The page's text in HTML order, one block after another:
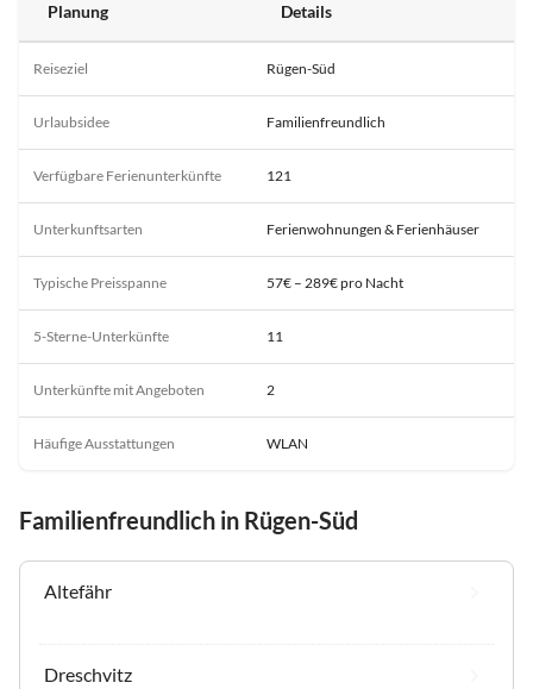
Planung Details
Reiseziel Rügen-Süd
Urlaubsidee Familienfreundlich
Verfügbare Ferienunterkünfte 121
Unterkunftsarten Ferienwohnungen & Ferienhäuser
Typische Preisspanne 57€ – 289€ pro Nacht
5-Sterne-Unterkünfte 11
Unterkünfte mit Angeboten 2
Häufige Ausstattungen WLAN
Familienfreundlich in Rügen-Süd
Altefähr
Dreschvitz